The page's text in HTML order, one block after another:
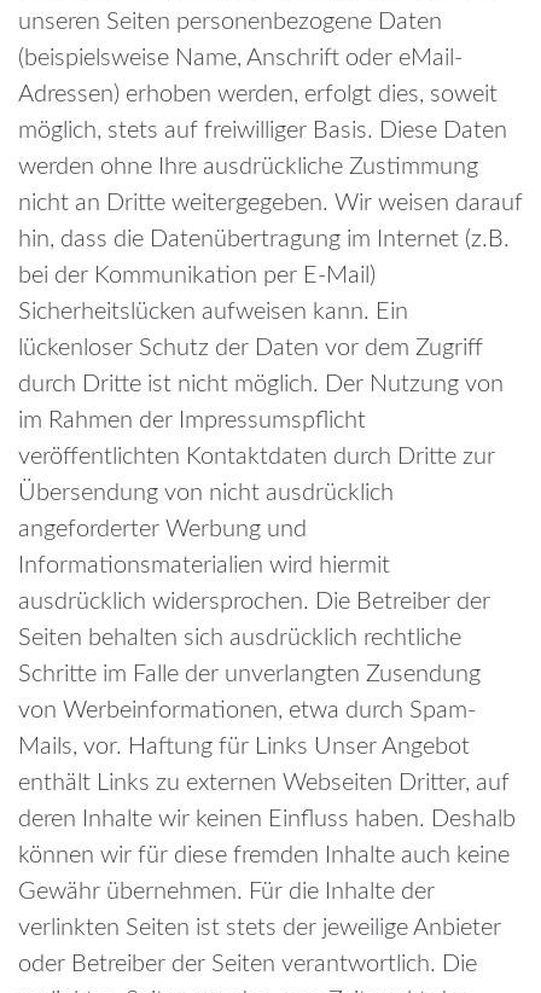
unseren Seiten personenbezogene Daten
(beispielsweise Name, Anschrift oder eMail-
Adressen) erhoben werden, erfolgt dies, soweit
möglich, stets auf freiwilliger Basis. Diese Daten
werden ohne Ihre ausdrückliche Zustimmung
nicht an Dritte weitergegeben. Wir weisen darauf
hin, dass die Datenübertragung im Internet (z.B.
bei der Kommunikation per E-Mail)
Sicherheitslücken aufweisen kann. Ein
lückenloser Schutz der Daten vor dem Zugriff
durch Dritte ist nicht möglich. Der Nutzung von
im Rahmen der Impressumspflicht
veröffentlichten Kontaktdaten durch Dritte zur
Übersendung von nicht ausdrücklich
angeforderter Werbung und
Informationsmaterialien wird hiermit
ausdrücklich widersprochen. Die Betreiber der
Seiten behalten sich ausdrücklich rechtliche
Schritte im Falle der unverlangten Zusendung
von Werbeinformationen, etwa durch Spam-
Mails, vor. Haftung für Links Unser Angebot
enthält Links zu externen Webseiten Dritter, auf
deren Inhalte wir keinen Einfluss haben. Deshalb
können wir für diese fremden Inhalte auch keine
Gewähr übernehmen. Für die Inhalte der
verlinkten Seiten ist stets der jeweilige Anbieter
oder Betreiber der Seiten verantwortlich. Die